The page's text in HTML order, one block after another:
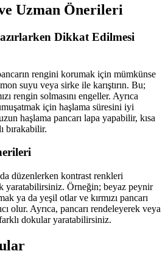
Uzman Önerileri
Dikkat Edilmesi
rengini korumak için mümkünse
suyu veya sirke ile karıştırın. Bu;
rengin solmasını engeller. Ayrıca
için haşlama süresini iyi
haşlama pancarı lapa yapabilir, kısa
bırakabilir.
düzenlerken kontrast renkleri
yaratabilirsiniz. Örneğin; beyaz peynir
ya da yeşil otlar ve kırmızı pancarı
olur. Ayrıca, pancarı rendeleyerek veya
dokular yaratabilirsiniz.